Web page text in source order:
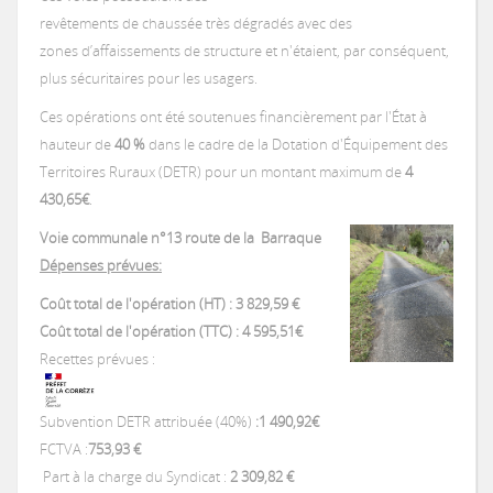
Année 2017
Année 2018
Année 2020
Année 2021
Année 2022
Année 2023
Schéma Directeur d'Alimentation en Eau Potable (SDAEP) 2019-2022
Votre facture d'eau
Prix de l'eau potable
Difficultés Financières De Paiement
Votre facture d'assainissement collectif
Prix de l'assainissement collectif
Programme 2020
Programme 2021
Programme 2022
Programme 2023
Programme 2024
Programme 2025
Astaillac
Programme 2020
Programme 2021
Programme 2022
Programme 2023
Programme 2025
Beaulieu-sur-Dordogne
Programme 2020
Programme 2021
Programme 2022
Programme 2023
Programme 2024
Bilhac
PROGRAMME 2024
Programme 2020
Programme 2021
Programme 2022
Programme 2020
Programme 2021
Programme 2022
La Chapelle-aux-Saints
Programme 2020
Programme 2021
Liourdres
Programme 2020
Programme 2020
Programme 2022
Programme 2023
Astaillac
Programme 2021
Programme 2022
Programme 2023
Beaulieu-sur-Dordogne
Programme 2022
Programme 2023
Bilhac
Programme 2022
Chenailler-Mascheix
Programme 2022
Programme 2023
La Chapelle-aux-Saints
Programme 2022
Liourdres
Vous rencontrez des difficultés financières
Démarches en ligne
Demande de raccordement au réseau public d'assainissement
Demande de raccordement en eau potable
Demande d'ouverture de contrat d'abonnement
Demande de dégrèvement
Demande de contrôle assainissement collectif
Les bons gestes
Obligations
revêtements de chaussée très dégradés avec des
zones d’affaissements de structure et n'étaient, par conséquent,
plus sécuritaires pour les usagers.
Ces opérations ont été soutenues financièrement par l'État à
hauteur de40 % dans le cadre de la Dotation d'Équipement des
Territoires Ruraux (DETR) pour un montant maximum de4
430,65€.
Voie communale n°13 route de la Barraque
Dépenses prévues:
Coût total de l'opération (HT) : 3 829,59 €
Coût total de l'opération (TTC) : 4 595,51€
Recettes prévues :
Subvention DETR attribuée (40%) :1 490,92€
FCTVA :753,93 €
Part à la charge du Syndicat : 2 309,82 €